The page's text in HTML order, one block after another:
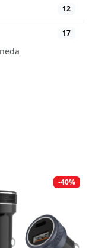
12
17
-40%